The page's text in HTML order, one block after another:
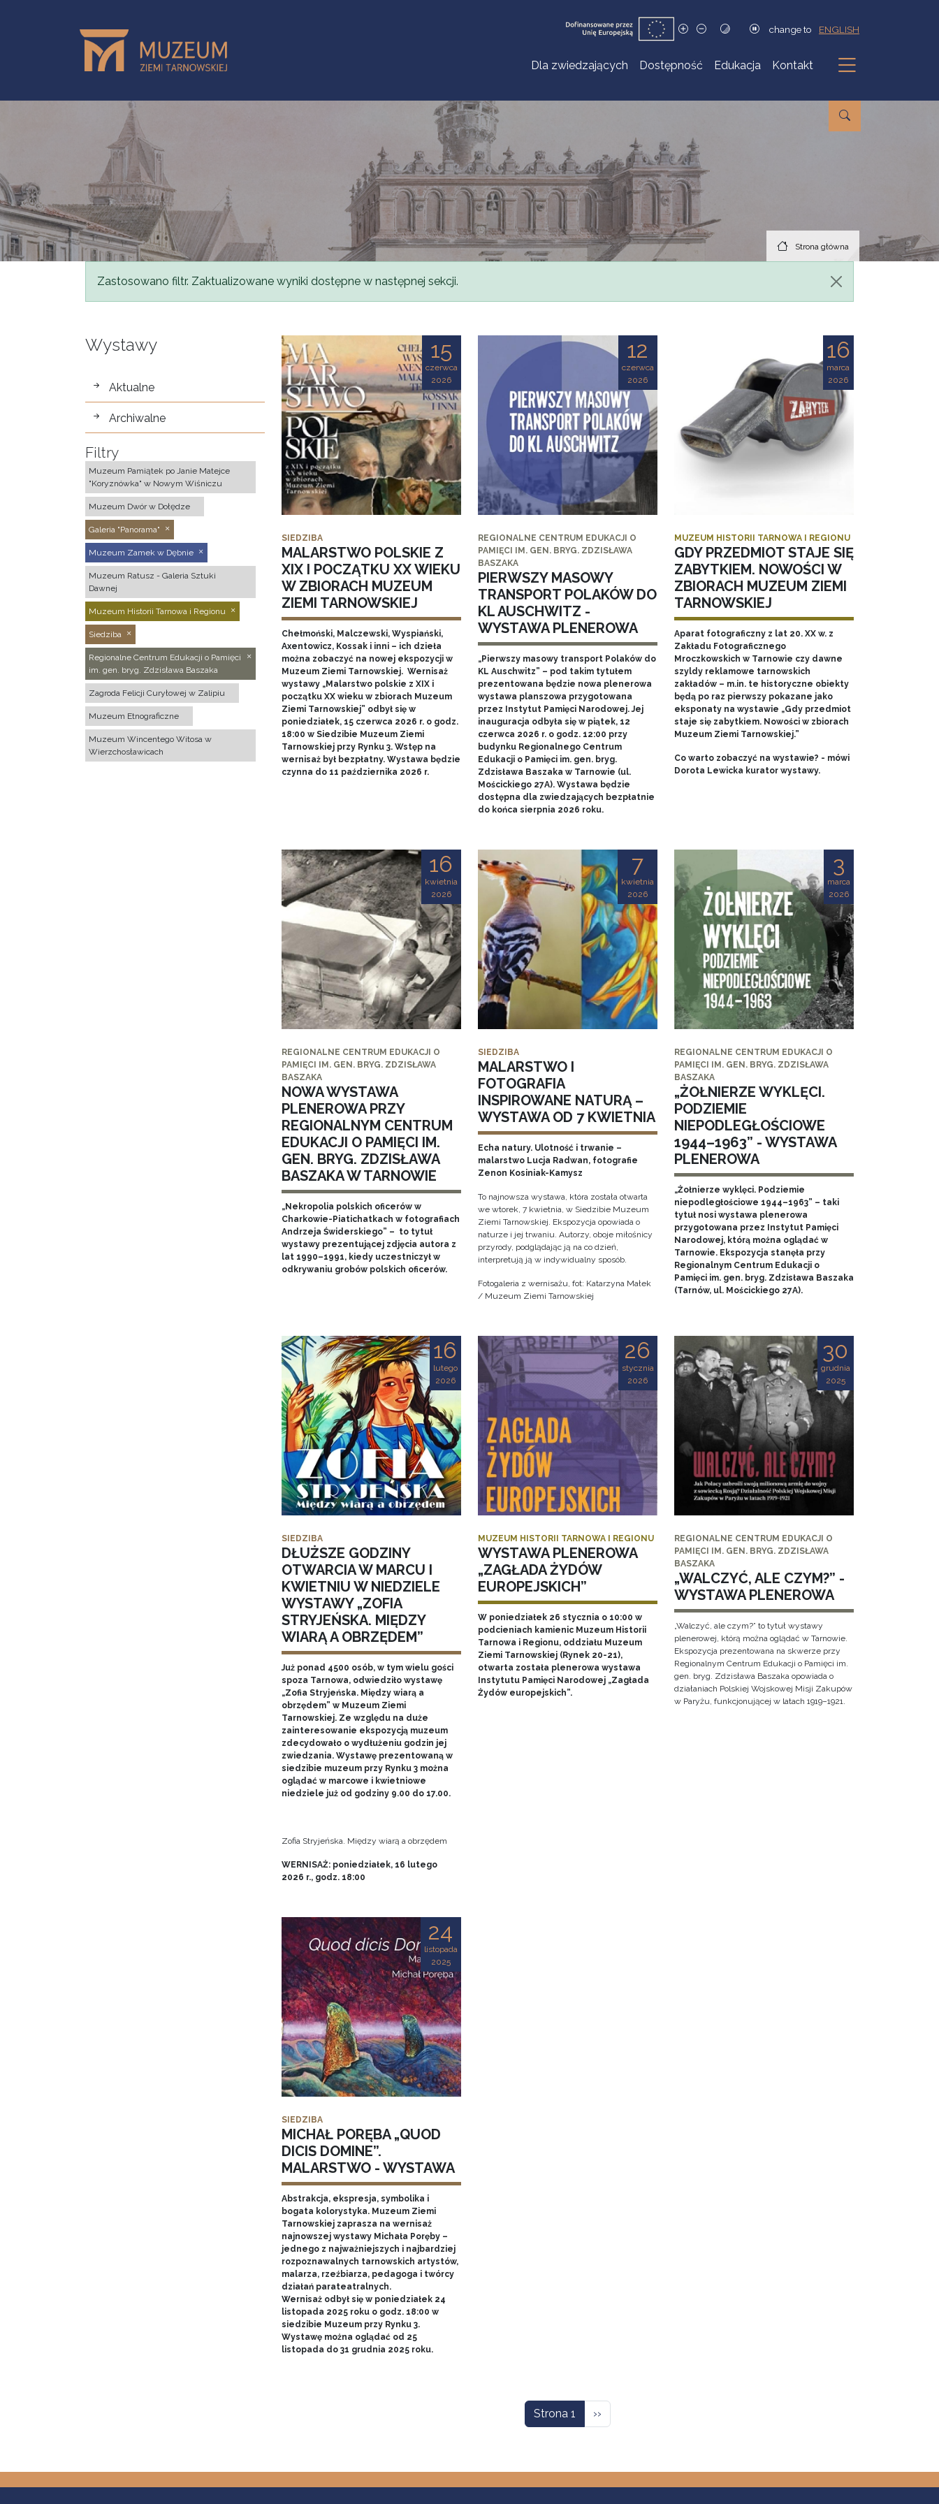
change to ENGLISH
Dla zwiedzających Dostępność Edukacja Kontakt
Podmenu
Strona główna
Komunikat
Zastosowano filtr. Zaktualizowane wyniki dostępne w następnej sekcji.
Wystawy
wystawy
Aktualne
Archiwalne
Filtry
Muzeum Pamiątek po Janie Matejce
"Koryznówka" w Nowym Wiśniczu
Muzeum Dwór w Dołędze
Galeria "Panorama"
Muzeum Zamek w Dębnie
Muzeum Ratusz - Galeria Sztuki
Dawnej
Muzeum Historii Tarnowa i Regionu
Siedziba
Regionalne Centrum Edukacji o Pamięci
im. gen. bryg. Zdzisława Baszaka
Zagroda Felicji Curyłowej w Zalipiu
Muzeum Etnograficzne
Muzeum Wincentego Witosa w
Wierzchosławicach
15
czerwca
2026
SIEDZIBA
MALARSTWO POLSKIE Z
XIX I POCZĄTKU XX WIEKU
W ZBIORACH MUZEUM
ZIEMI TARNOWSKIEJ
Chełmoński, Malczewski, Wyspiański,
Axentowicz, Kossak i inni – ich dzieła
można zobaczyć na nowej ekspozycji w
Muzeum Ziemi Tarnowskiej. Wernisaż
wystawy „Malarstwo polskie z XIX i
początku XX wieku w zbiorach Muzeum
Ziemi Tarnowskiej” odbył się w
poniedziałek, 15 czerwca 2026 r. o godz.
18:00 w Siedzibie Muzeum Ziemi
Tarnowskiej przy Rynku 3. Wstęp na
wernisaż był bezpłatny. Wystawa będzie
czynna do 11 października 2026 r.
12
czerwca
2026
REGIONALNE CENTRUM EDUKACJI O
PAMIĘCI IM. GEN. BRYG. ZDZISŁAWA
BASZAKA
PIERWSZY MASOWY
TRANSPORT POLAKÓW DO
KL AUSCHWITZ -
WYSTAWA PLENEROWA
„Pierwszy masowy transport Polaków do
KL Auschwitz” – pod takim tytułem
prezentowana będzie nowa plenerowa
wystawa planszowa przygotowana
przez Instytut Pamięci Narodowej. Jej
inauguracja odbyła się w piątek, 12
czerwca 2026 r. o godz. 12:00 przy
budynku Regionalnego Centrum
Edukacji o Pamięci im. gen. bryg.
Zdzisława Baszaka w Tarnowie (ul.
Mościckiego 27A). Wystawa będzie
dostępna dla zwiedzających bezpłatnie
do końca sierpnia 2026 roku.
16
marca
2026
MUZEUM HISTORII TARNOWA I REGIONU
GDY PRZEDMIOT STAJE SIĘ
ZABYTKIEM. NOWOŚCI W
ZBIORACH MUZEUM ZIEMI
TARNOWSKIEJ
Aparat fotograficzny z lat 20. XX w. z
Zakładu Fotograficznego
Mroczkowskich w Tarnowie czy dawne
szyldy reklamowe tarnowskich
zakładów – m.in. te historyczne obiekty
będą po raz pierwszy pokazane jako
eksponaty na wystawie „Gdy przedmiot
staje się zabytkiem. Nowości w zbiorach
Muzeum Ziemi Tarnowskiej.”
Co warto zobaczyć na wystawie? - mówi
Dorota Lewicka kurator wystawy.
16
kwietnia
2026
REGIONALNE CENTRUM EDUKACJI O
PAMIĘCI IM. GEN. BRYG. ZDZISŁAWA
BASZAKA
NOWA WYSTAWA
PLENEROWA PRZY
REGIONALNYM CENTRUM
EDUKACJI O PAMIĘCI IM.
GEN. BRYG. ZDZISŁAWA
BASZAKA W TARNOWIE
„Nekropolia polskich oficerów w
Charkowie-Piatichatkach w fotografiach
Andrzeja Świderskiego” – to tytuł
wystawy prezentującej zdjęcia autora z
lat 1990–1991, kiedy uczestniczył w
odkrywaniu grobów polskich oficerów.
7
kwietnia
2026
SIEDZIBA
MALARSTWO I
FOTOGRAFIA
INSPIROWANE NATURĄ –
WYSTAWA OD 7 KWIETNIA
Echa natury. Ulotność i trwanie –
malarstwo Lucja Radwan, fotografie
Zenon Kosiniak-Kamysz
To najnowsza wystawa, która została otwarta
we wtorek, 7 kwietnia, w Siedzibie Muzeum
Ziemi Tarnowskiej. Ekspozycja opowiada o
naturze i jej trwaniu. Autorzy, oboje miłośnicy
przyrody, podglądając ją na co dzień,
interpretują ją w indywidualny sposób.
Fotogaleria z wernisażu, fot: Katarzyna Małek
/ Muzeum Ziemi Tarnowskiej
3
marca
2026
REGIONALNE CENTRUM EDUKACJI O
PAMIĘCI IM. GEN. BRYG. ZDZISŁAWA
BASZAKA
„ŻOŁNIERZE WYKLĘCI.
PODZIEMIE
NIEPODLEGŁOŚCIOWE
1944–1963” - WYSTAWA
PLENEROWA
„Żołnierze wyklęci. Podziemie
niepodległościowe 1944–1963” – taki
tytuł nosi wystawa plenerowa
przygotowana przez Instytut Pamięci
Narodowej, którą można oglądać w
Tarnowie. Ekspozycja stanęła przy
Regionalnym Centrum Edukacji o
Pamięci im. gen. bryg. Zdzisława Baszaka
(Tarnów, ul. Mościckiego 27A).
16
lutego
2026
SIEDZIBA
DŁUŻSZE GODZINY
OTWARCIA W MARCU I
KWIETNIU W NIEDZIELE
WYSTAWY „ZOFIA
STRYJEŃSKA. MIĘDZY
WIARĄ A OBRZĘDEM”
Już ponad 4500 osób, w tym wielu gości
spoza Tarnowa, odwiedziło wystawę
„Zofia Stryjeńska. Między wiarą a
obrzędem” w Muzeum Ziemi
Tarnowskiej. Ze względu na duże
zainteresowanie ekspozycją muzeum
zdecydowało o wydłużeniu godzin jej
zwiedzania. Wystawę prezentowaną w
siedzibie muzeum przy Rynku 3 można
oglądać w marcowe i kwietniowe
niedziele już od godziny 9.00 do 17.00.
Zofia Stryjeńska. Między wiarą a obrzędem
WERNISAŻ: poniedziałek, 16 lutego
2026 r., godz. 18:00
26
stycznia
2026
MUZEUM HISTORII TARNOWA I REGIONU
WYSTAWA PLENEROWA
„ZAGŁADA ŻYDÓW
EUROPEJSKICH”
W poniedziałek 26 stycznia o 10:00 w
podcieniach kamienic Muzeum Historii
Tarnowa i Regionu, oddziału Muzeum
Ziemi Tarnowskiej (Rynek 20-21),
otwarta została plenerowa wystawa
Instytutu Pamięci Narodowej „Zagłada
Żydów europejskich”.
30
grudnia
2025
REGIONALNE CENTRUM EDUKACJI O
PAMIĘCI IM. GEN. BRYG. ZDZISŁAWA
BASZAKA
„WALCZYĆ, ALE CZYM?” -
WYSTAWA PLENEROWA
„Walczyć, ale czym?” to tytuł wystawy
plenerowej, którą można oglądać w Tarnowie.
Ekspozycja prezentowana na skwerze przy
Regionalnym Centrum Edukacji o Pamięci im.
gen. bryg. Zdzisława Baszaka opowiada o
działaniach Polskiej Wojskowej Misji Zakupów
w Paryżu, funkcjonującej w latach 1919–1921.
24
listopada
2025
SIEDZIBA
MICHAŁ PORĘBA „QUOD
DICIS DOMINE”.
MALARSTWO - WYSTAWA
Abstrakcja, ekspresja, symbolika i
bogata kolorystyka. Muzeum Ziemi
Tarnowskiej zaprasza na wernisaż
najnowszej wystawy Michała Poręby –
jednego z najważniejszych i najbardziej
rozpoznawalnych tarnowskich artystów,
malarza, rzeźbiarza, pedagoga i twórcy
działań parateatralnych.
Wernisaż odbył się w poniedziałek 24
listopada 2025 roku o godz. 18:00 w
siedzibie Muzeum przy Rynku 3.
Wystawę można oglądać od 25
listopada do 31 grudnia 2025 roku.
Strona 1 Następna strona
››